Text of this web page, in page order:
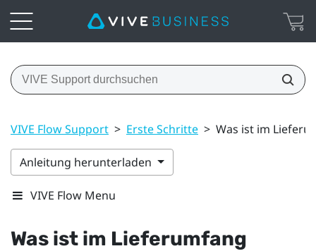
VIVE Flow Support > Erste Schritte > Was ist im
Anleitung herunterladen
VIVE Flow Menu
Was ist im Lieferumfang